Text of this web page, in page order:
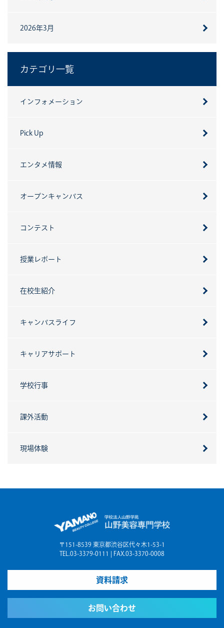
2026年3月
カテゴリ一覧
インフォメーション
Pick Up
エンタメ情報
オープンキャンパス
コンテスト
授業レポート
在校生紹介
キャンパスライフ
キャリアサポート
学校行事
課外活動
現場体験
〒151-8539 東京都渋谷区代々木1-53-1
TEL.03-3379-0111 | FAX.03-3370-0008
資料請求
お問い合わせ